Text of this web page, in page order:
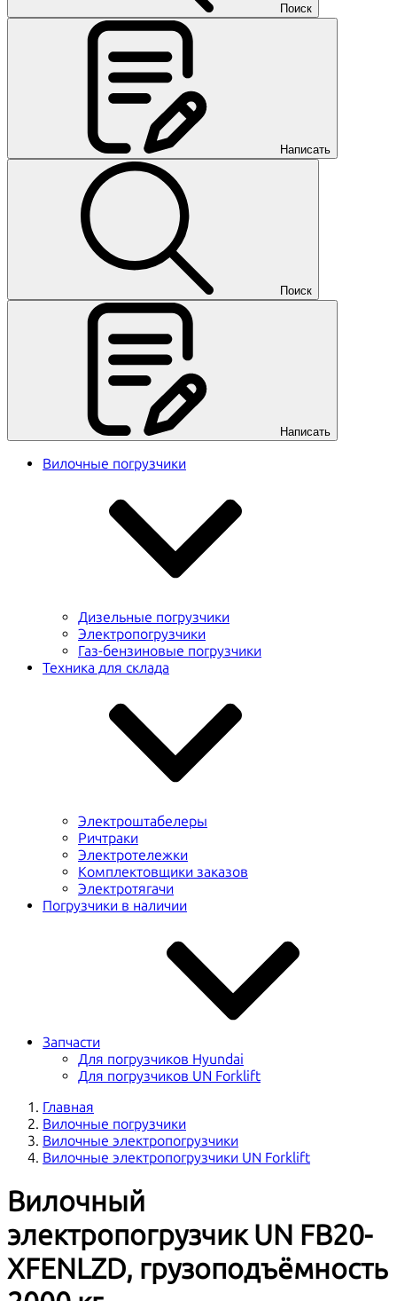
Поиск
Написать
Поиск
Написать
Вилочные погрузчики
Дизельные погрузчики
Электропогрузчики
Газ-бензиновые погрузчики
Техника для склада
Электроштабелеры
Ричтраки
Электротележки
Комплектовщики заказов
Электротягачи
Погрузчики в наличии
Запчасти
Для погрузчиков Hyundai
Для погрузчиков UN Forklift
Главная
Вилочные погрузчики
Вилочные электропогрузчики
Вилочные электропогрузчики UN Forklift
Вилочный
электропогрузчик UN FB20-
XFENLZD, грузоподъёмность